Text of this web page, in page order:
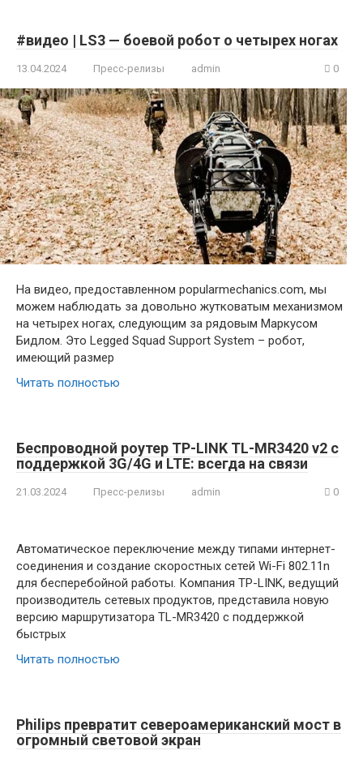
#видео | LS3 — боевой робот о четырех ногах
13.04.2024 Пресс-релизы admin 0
На видео, предоставленном popularmechanics.com, мы
можем наблюдать за довольно жутковатым механизмом
на четырех ногах, следующим за рядовым Маркусом
Бидлом. Это Legged Squad Support System – робот,
имеющий размер
Читать полностью
Беспроводной роутер TP-LINK TL-MR3420 v2 с
поддержкой 3G/4G и LTE: всегда на связи
21.03.2024 Пресс-релизы admin 0
Автоматическое переключение между типами интернет-
соединения и создание скоростных сетей Wi-Fi 802.11n
для бесперебойной работы. Компания TP-LINK, ведущий
производитель сетевых продуктов, представила новую
версию маршрутизатора TL-MR3420 с поддержкой
быстрых
Читать полностью
Philips превратит североамериканский мост в
огромный световой экран